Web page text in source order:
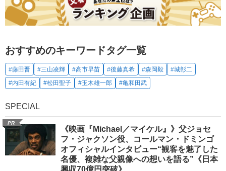
おすすめのキーワードタグ一覧
#藤田晋 #三山凌輝 #高市早苗 #後藤真希 #森岡毅
#城彰二
#内田有紀
#松田聖子 #玉木雄一郎 #亀和田武
SPECIAL
PR
《映画『Michael／マイケル』》父ジョセ
フ・ジャクソン役、コールマン・ドミンゴ
オフィシャルインタビュー“観客を魅了した
名優、複雑な父親像への想いを語る”《日本
興収70億円突破》